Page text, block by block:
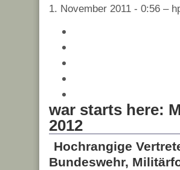
1. November 2011 - 0:56 –
war starts here:
2012
Hochrangige
Bundeswehr,